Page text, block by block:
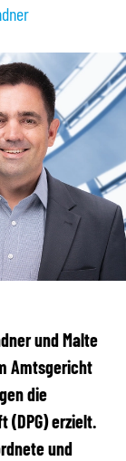
und Malte
Amtsgericht
die
(DPG) erzielt.
und